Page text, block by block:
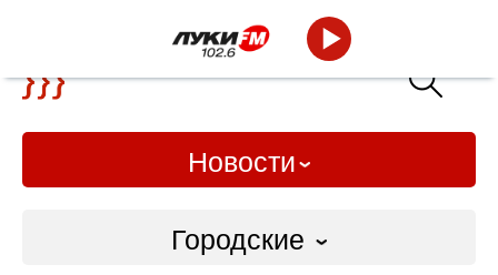
Новости
Городские